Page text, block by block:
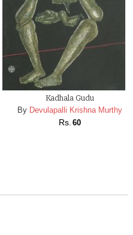
Kadhala Gudu
By Devulapalli Krishna Murthy
Rs. 60